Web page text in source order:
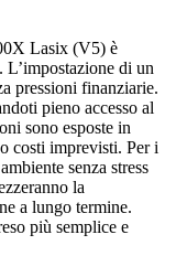
Lasix (V5) è
L’impostazione di un
pressioni finanziarie.
pieno accesso al
sono esposte in
costi imprevisti. Per i
senza stress
la
a lungo termine.
più semplice e